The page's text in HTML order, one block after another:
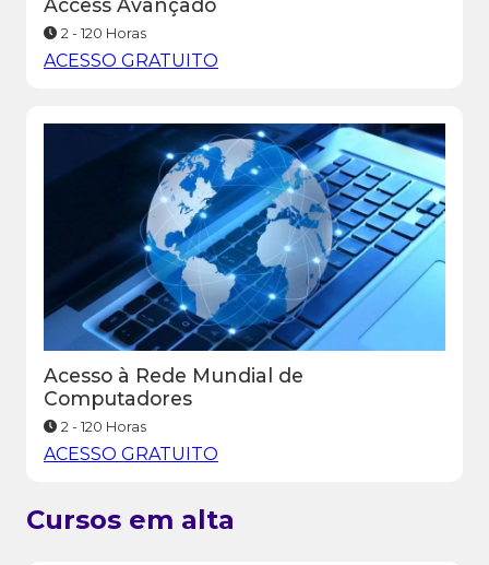
Access Avançado
2 - 120 Horas
ACESSO GRATUITO
Acesso à Rede Mundial de
Computadores
2 - 120 Horas
ACESSO GRATUITO
Cursos em alta